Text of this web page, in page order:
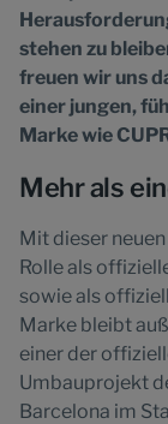
stehen zu
freuen wir uns
einer jungen,
Marke wie
Mehr als
Mit dieser
Rolle als
sowie als
Marke bleibt
einer der
Umbauprojekt
Barcelona im